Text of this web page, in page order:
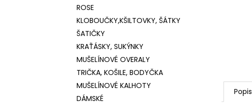
ROSE
KLOBOUČKY,KŠILTOVKY, ŠÁTKY
ŠATIČKY
KRAŤÁSKY, SUKÝNKY
MUŠELÍNOVÉ OVERALY
TRIČKA, KOŠILE, BODYČKA
MUŠELÍNOVÉ KALHOTY
DÁMSKÉ
Popis